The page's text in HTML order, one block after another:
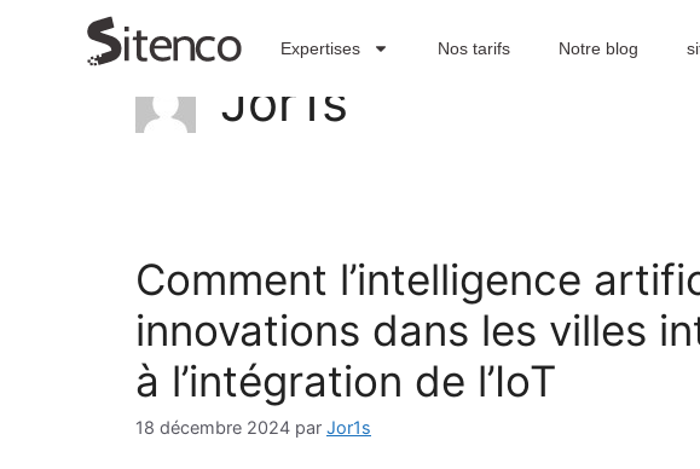
Expertises Nos tarifs Notre blog
Jor1s
Comment l’intelligence
innovations dans les villes
à l’intégration de l’IoT
18 décembre 2024 par Jor1s